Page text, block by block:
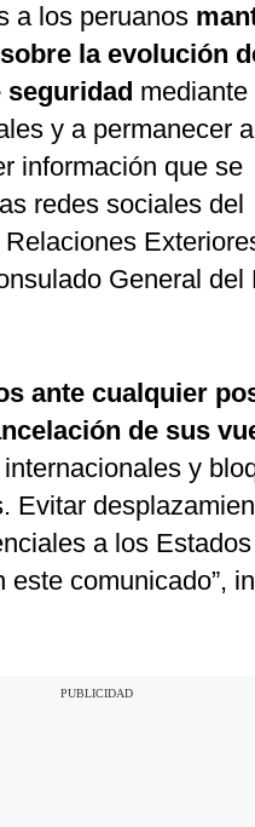
a los peruanos
la evolución
seguridad mediante
y a permanecer
información que se
redes sociales del
General del
ante cualquier
de sus
y
Evitar
a los Estados
este comunicado”,